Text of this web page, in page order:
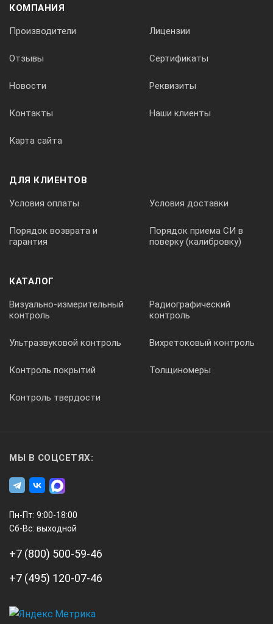
Коэффициента излучения, температуры окружающей
Сохранение изображений
Съемная карта памяти 64 Гб
Формат файла. Тип изображение
*JPG
Лазерный целеуказатель
Тип
Класс 2, красный
Micro USB
Видеовыход
Комбинированное видеоизображение
КОМПАНИЯ
Производители Лицензии
Отзывы Сертификаты
Новости Реквизиты
Контакты Наши клиенты
Карта сайта
ДЛЯ КЛИЕНТОВ
Условия оплаты Условия доставки
Порядок возврата и
гарантия
Порядок приема СИ в
поверку (калибровку)
КАТАЛОГ
Визуально-измерительный
контроль
Радиографический
контроль
Ультразвуковой контроль Вихретоковый контроль
Контроль покрытий Толщиномеры
Контроль твердости
МЫ В СОЦСЕТЯХ:
Пн-Пт: 9:00-18:00
Сб-Вс: выходной
+7 (800) 500-59-46
+7 (495) 120-07-46